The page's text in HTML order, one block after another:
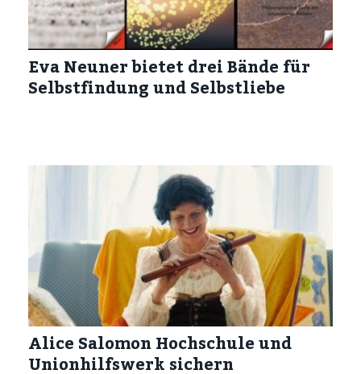
Eva Neuner bietet drei Bände für
Selbstfindung und Selbstliebe
Alice Salomon Hochschule und
Unionhilfswerk sichern